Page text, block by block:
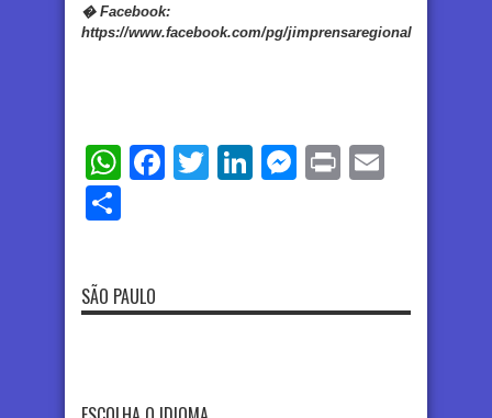
�Facebook:
https://www.facebook.com/pg/jimprensaregional
WhatsApp
Facebook
TwitterLinkedIn
Messenger
Print
SÃO PAULO